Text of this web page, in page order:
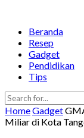
Beranda
Resep
Gadget
Pendidikan
Tips
HomeGadget
Miliar di Kota